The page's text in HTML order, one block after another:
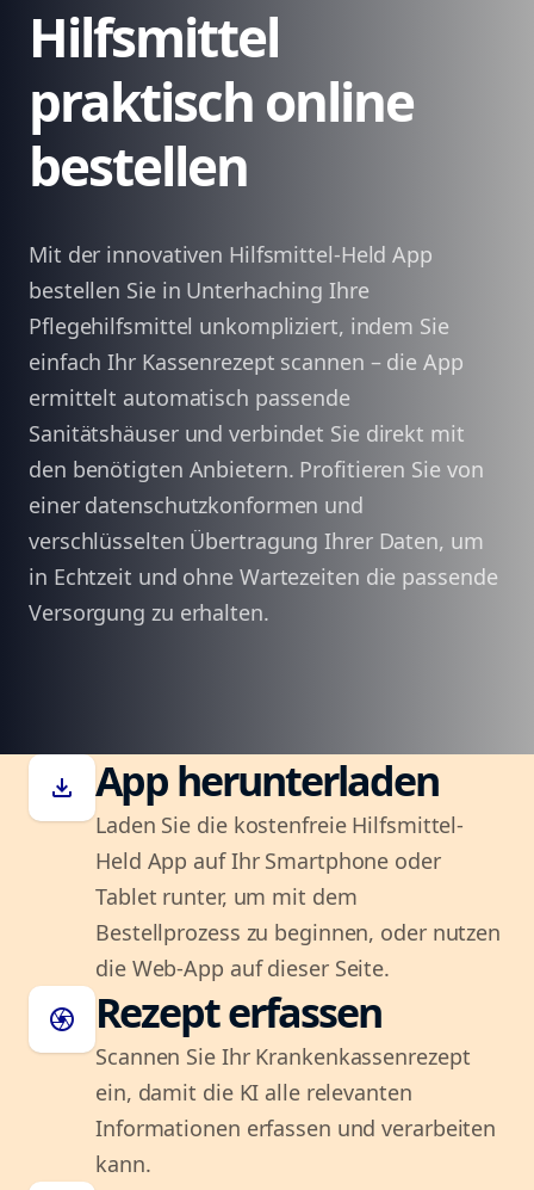
Hilfsmittel
praktisch online
bestellen
Mit der innovativen Hilfsmittel-Held App
bestellen Sie in Unterhaching Ihre
Pflegehilfsmittel unkompliziert, indem Sie
einfach Ihr Kassenrezept scannen – die App
ermittelt automatisch passende
Sanitätshäuser und verbindet Sie direkt mit
den benötigten Anbietern. Profitieren Sie von
einer datenschutzkonformen und
verschlüsselten Übertragung Ihrer Daten, um
in Echtzeit und ohne Wartezeiten die passende
Versorgung zu erhalten.
download App herunterladen
Laden Sie die kostenfreie Hilfsmittel-
Held App auf Ihr Smartphone oder
Tablet runter, um mit dem
Bestellprozess zu beginnen, oder nutzen
die Web-App auf dieser Seite.
camera Rezept erfassen
Scannen Sie Ihr Krankenkassenrezept
ein, damit die KI alle relevanten
Informationen erfassen und verarbeiten
kann.